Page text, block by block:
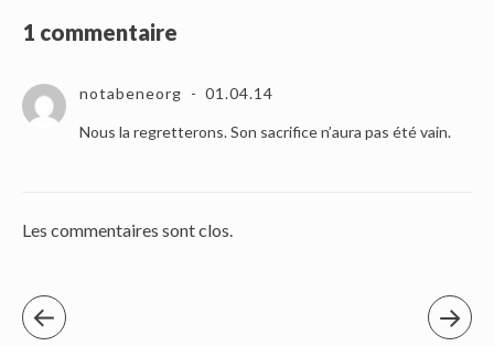
1 commentaire
notabeneorg 01.04.14
Nous la regretterons. Son sacrifice n’aura pas été vain.
Les commentaires sont clos.